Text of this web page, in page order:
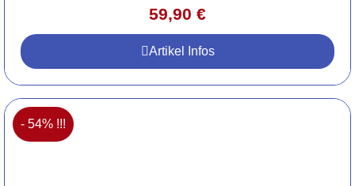
59,90 €
Artikel Infos
- 54% !!!